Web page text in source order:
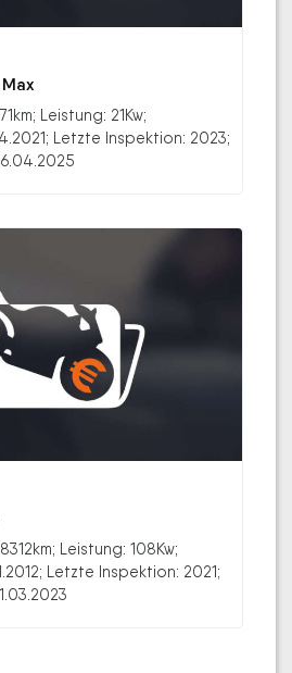
Leistung: 21Kw;
Letzte Inspektion: 2023;
Leistung: 108Kw;
Letzte Inspektion: 2021;